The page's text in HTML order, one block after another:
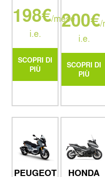
198€/mese
i.e.
SCOPRI DI
PIÙ
200€/
i.e.
SCOPRI DI
PIÙ
PEUGEOT HONDA